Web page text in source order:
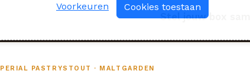
Stel jouw box
PASTRYSTOUT · MALTGARDEN
Voorkeuren Cookies toestaan